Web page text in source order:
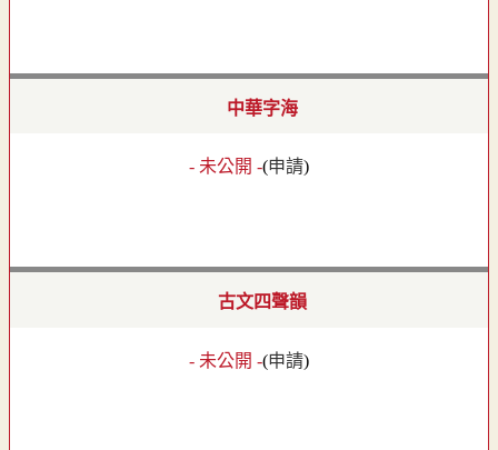
中華字海
- 未公開 -(申請)
古文四聲韻
- 未公開 -(申請)